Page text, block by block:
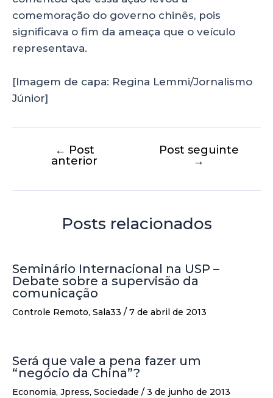
comemoração do governo chinês, pois
significava o fim da ameaça que o veículo
representava.
[Imagem de capa: Regina Lemmi/Jornalismo
Júnior]
← Post
anterior
Post seguinte
→
Posts relacionados
Seminário Internacional na USP –
Debate sobre a supervisão da
comunicação
Controle Remoto, Sala33 / 7 de abril de 2013
Será que vale a pena fazer um
“negócio da China”?
Economia, Jpress, Sociedade / 3 de junho de 2013